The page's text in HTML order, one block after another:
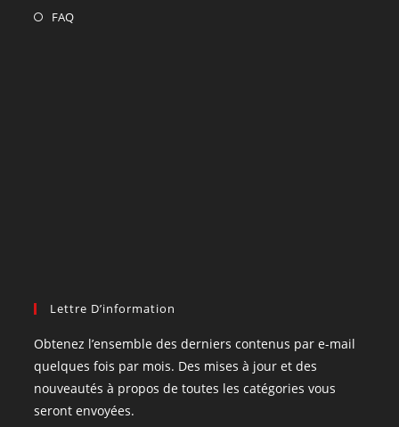
FAQ
Lettre D’information
Obtenez l’ensemble des derniers contenus par e-mail
quelques fois par mois. Des mises à jour et des
nouveautés à propos de toutes les catégories vous
seront envoyées.